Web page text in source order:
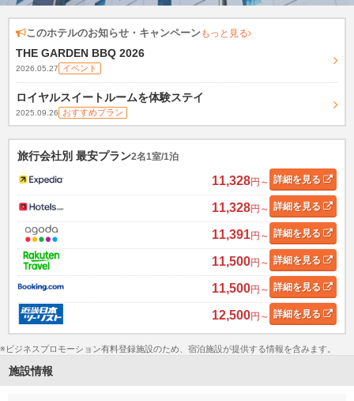
このホテルのお知らせ・キャンペーンもっと見る
THE GARDEN BBQ 2026
2026.05.27 イベント
ロイヤルスイートルームを体験ステイ
2025.09.26 おすすめプラン
旅行会社別 最安プラン2名1室/1泊
11,328円～ 詳細を見る
11,328円～ 詳細を見る
11,391円～ 詳細を見る
11,500円～ 詳細を見る
11,500円～ 詳細を見る
12,500円～ 詳細を見る
※ビジネスプロモーション有料登録施設のため、宿泊施設が提供する情報を含みます。
施設情報